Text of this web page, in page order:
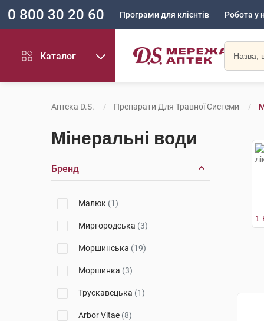
0 800 30 20 60 Програми для клієнтів Робота у
Каталог
Аптека D.S. Препарати Для Травної Системи
Мінеральні води
Бренд
Малюк (1)
Миргородська (3)
Моршинська (19)
Моршинка (3)
Трускавецька (1)
Arbor Vitae (8)